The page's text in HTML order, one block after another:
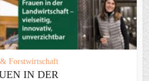
Forstwirtschaft
IN DER